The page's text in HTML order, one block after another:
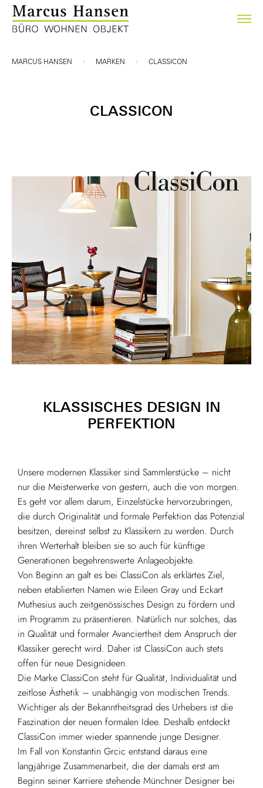
Sie sind hier:
MARCUS HANSEN MARKEN CLASSICON
CLASSICON
KLASSISCHES DESIGN IN
PERFEKTION
Unsere modernen Klassiker sind Sammlerstücke – nicht
nur die Meisterwerke von gestern, auch die von morgen.
Es geht vor allem darum, Einzelstücke hervorzubringen,
die durch Originalität und formale Perfektion das Potenzial
besitzen, dereinst selbst zu Klassikern zu werden. Durch
ihren Werterhalt bleiben sie so auch für künftige
Generationen begehrenswerte Anlageobjekte.
Von Beginn an galt es bei ClassiCon als erklärtes Ziel,
neben etablierten Namen wie Eileen Gray und Eckart
Muthesius auch zeitgenössisches Design zu fördern und
im Programm zu präsentieren. Natürlich nur solches, das
in Qualität und formaler Avanciertheit dem Anspruch der
Klassiker gerecht wird. Daher ist ClassiCon auch stets
offen für neue Designideen.
Die Marke ClassiCon steht für Qualität, Individualität und
zeitlose Ästhetik – unabhängig von modischen Trends.
Wichtiger als der Bekanntheitsgrad des Urhebers ist die
Faszination der neuen formalen Idee. Deshalb entdeckt
ClassiCon immer wieder spannende junge Designer.
Im Fall von Konstantin Grcic entstand daraus eine
langjährige Zusammenarbeit, die der damals erst am
Beginn seiner Karriere stehende Münchner Designer bei